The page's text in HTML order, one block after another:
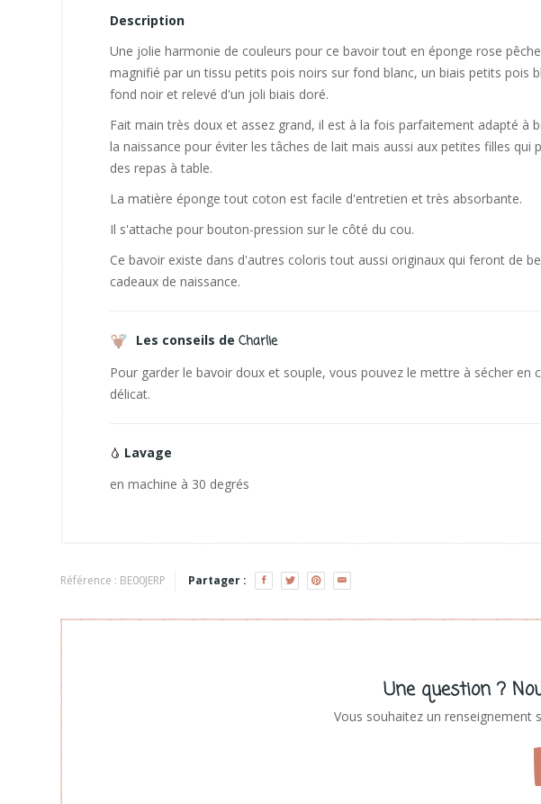
Description
Une jolie harmonie de couleurs pour ce bavoir tout en éponge rose pêche
magnifié par un tissu petits pois noirs sur fond blanc, un biais petits pois
fond noir et relevé d'un joli biais doré.
Fait main très doux et assez grand, il est à la fois parfaitement adapté à
la naissance pour éviter les tâches de lait mais aussi aux petites filles qui
des repas à table.
La matière éponge tout coton est facile d'entretien et très absorbante.
Il s'attache pour bouton-pression sur le côté du cou.
Ce bavoir existe dans d'autres coloris tout aussi originaux qui feront de
cadeaux de naissance.
Les conseils de Charlie
Pour garder le bavoir doux et souple, vous pouvez le mettre à sécher en
délicat.
Lavage
en machine à 30 degrés
Référence : BE00JERP Partager :
Une question ?
Vous souhaitez un renseignement